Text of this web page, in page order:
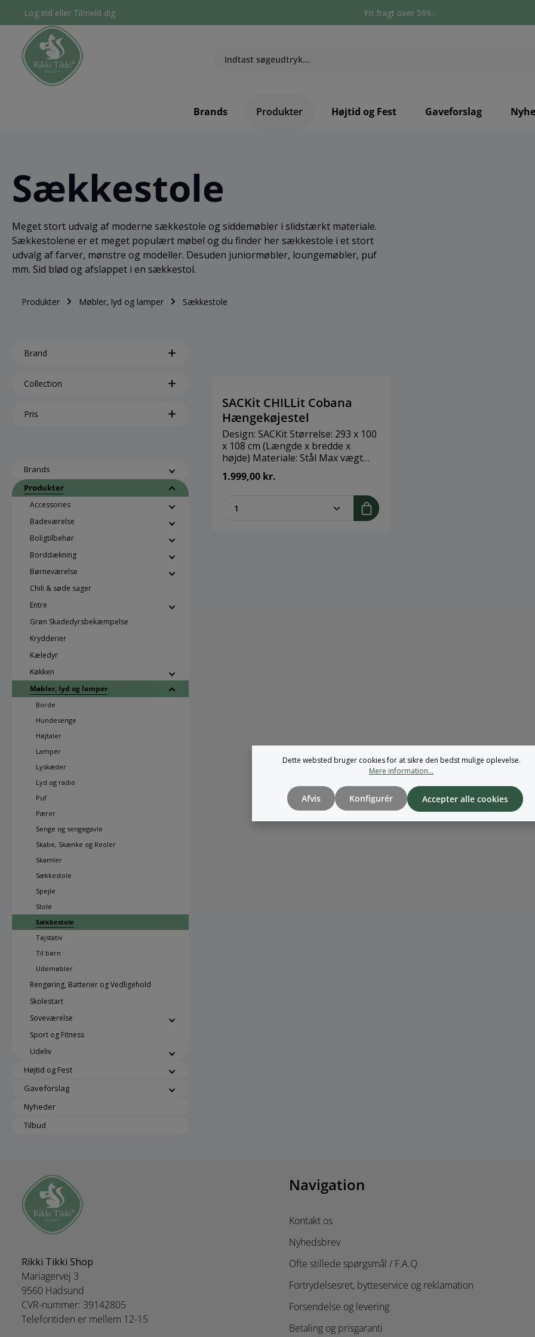
Log ind eller Tilmeld dig Fri fragt over 599,-
Brands Produkter Højtid og Fest Gaveforslag
Sækkestole
Meget stort udvalg af moderne sækkestole og siddemøbler i slidstærkt materiale.
Sækkestolene er et meget populært møbel og du finder her sækkestole i et stort
udvalg af farver, mønstre og modeller. Desuden juniormøbler, loungemøbler, puf
mm. Sid blød og afslappet i en sækkestol.
Produkter Møbler, lyd og lamper Sækkestole
Brand
Collection
Pris
Brands
Produkter
Accessories
Badeværelse
Boligtilbehør
Borddækning
Børneværelse
Chili & søde sager
Entre
Grøn Skadedyrsbekæmpelse
Krydderier
Kæledyr
Køkken
Møbler, lyd og lamper
Borde
Hundesenge
Højtaler
Lamper
Lyskæder
Lyd og radio
Puf
Pærer
Senge og sengegavle
Skabe, Skænke og Reoler
Skamler
Sækkestole
Spejle
Stole
Sækkestole
Tøjstativ
Til børn
Udemøbler
Rengøring, Batterier og Vedligehold
Skolestart
Soveværelse
Sport og Fitness
Udeliv
Højtid og Fest
Gaveforslag
Nyheder
Tilbud
SACKit CHILLit Cobana
Hængekøjestel
Design: SACKit Størrelse: 293 x 100
x 108 cm (Længde x bredde x
højde) Materiale: Stål Max vægt
120 kg Stel udviklet til SACKit
CHILLit, men det kan naturligvis
også bruges til andre hængekøjer.
CHILLit leveres kun i Danmark
1.999,00 kr.
Rikki Tikki Shop
Mariagervej 3
9560 Hadsund
CVR-nummer: 39142805
Telefontiden er mellem 12-15
Navigation
Kontakt os
Nyhedsbrev
Ofte stillede spørgsmål / F.A.Q.
Fortrydelsesret, bytteservice og reklamation
Forsendelse og levering
Betaling og prisgaranti
Dette websted bruger cookies for at sikre den bedst mulige oplevelse.
Mere information...
Afvis Konfigurér Accepter alle cookies